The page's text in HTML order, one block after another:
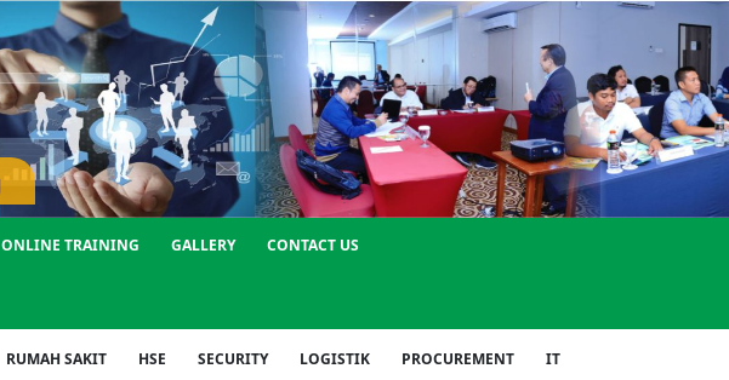
ONLINE TRAINING GALLERY CONTACT US
RUMAH SAKIT HSE SECURITY LOGISTIK PROCUREMENT IT